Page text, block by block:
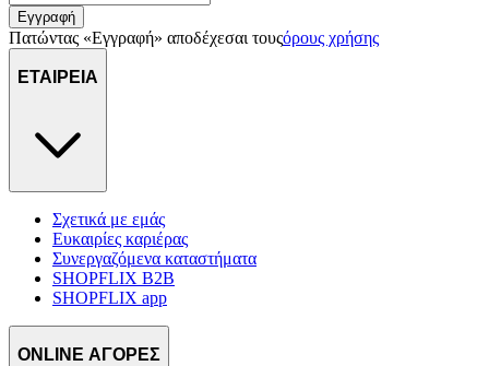
Εγγραφή
Πατώντας «Εγγραφή» αποδέχεσαι τουςόρους χρήσης
ΕΤΑΙΡΕΙΑ
Σχετικά με εμάς
Ευκαιρίες καριέρας
Συνεργαζόμενα καταστήματα
SHOPFLIX B2B
SHOPFLIX app
ONLINE ΑΓΟΡΕΣ